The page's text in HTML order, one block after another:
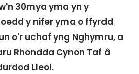
30mya yma yn y
y nifer yma o ffyrdd
o'r uchaf yng Nghymru, a
Rhondda Cynon Taf â
Lleol.